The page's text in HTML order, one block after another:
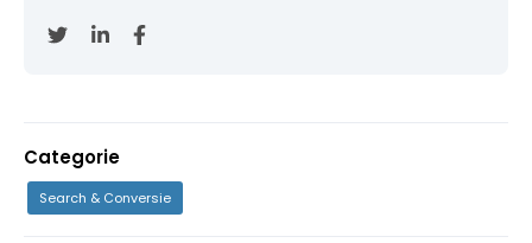
Categorie
Search & Conversie